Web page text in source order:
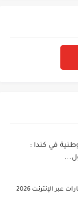
في كندا :
الإنترنت 2026